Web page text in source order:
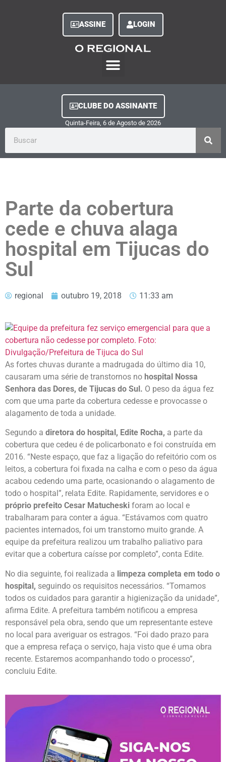
ASSINE LOGIN
CLUBE DO ASSINANTE
Quinta-Feira, 6 de Agosto de 2026
Parte da cobertura
cede e chuva alaga
hospital em Tijucas do
Sul
regional outubro 19, 2018 11:33 am
As fortes chuvas durante a madrugada do último dia 10,
causaram uma série de transtornos no hospital Nossa
Senhora das Dores, de Tijucas do Sul. O peso da água fez
com que uma parte da cobertura cedesse e provocasse o
alagamento de toda a unidade.
Segundo a diretora do hospital, Edite Rocha, a parte da
cobertura que cedeu é de policarbonato e foi construída em
2016. “Neste espaço, que faz a ligação do refeitório com os
leitos, a cobertura foi fixada na calha e com o peso da água
acabou cedendo uma parte, ocasionando o alagamento de
todo o hospital”, relata Edite. Rapidamente, servidores e o
próprio prefeito Cesar Matucheski foram ao local e
trabalharam para conter a água. “Estávamos com quatro
pacientes internados, foi um transtorno muito grande. A
equipe da prefeitura realizou um trabalho paliativo para
evitar que a cobertura caísse por completo”, conta Edite.
No dia seguinte, foi realizada a limpeza completa em todo o
hospital, seguindo os requisitos necessários. “Tomamos
todos os cuidados para garantir a higienização da unidade”,
afirma Edite. A prefeitura também notificou a empresa
responsável pela obra, sendo que um representante esteve
no local para averiguar os estragos. “Foi dado prazo para
que a empresa refaça o serviço, haja visto que é uma obra
recente. Estaremos acompanhando todo o processo”,
concluiu Edite.